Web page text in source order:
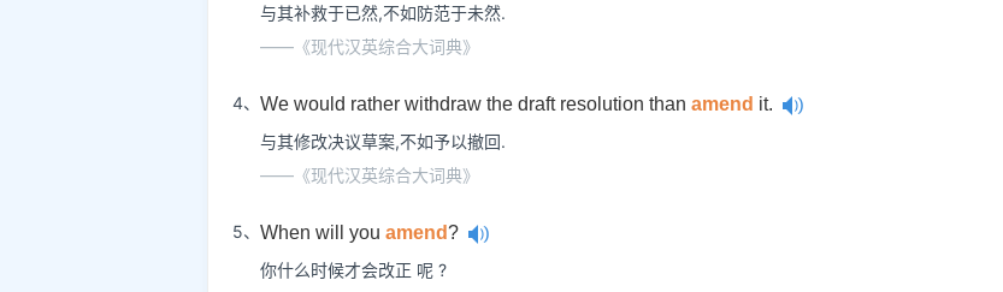
与其补救于已然,不如防范于未然.
——《现代汉英综合大词典》
4、 We would rather withdraw the draft resolution than amend it.
与其修改决议草案,不如予以撤回.
——《现代汉英综合大词典》
5、 When will you amend?
你什么时候才会改正 呢 ?